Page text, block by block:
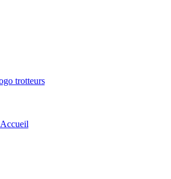
Accueil